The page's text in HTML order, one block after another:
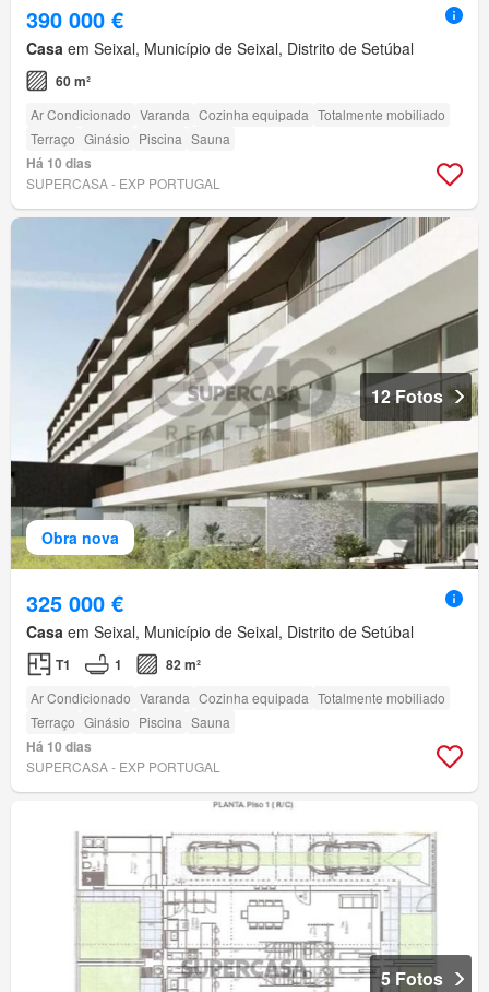
390 000 €
Casa em Seixal, Município de Seixal, Distrito de Setúbal
60 m²
Ar Condicionado Varanda Cozinha equipada Totalmente mobiliado
Terraço Ginásio Piscina Sauna
Há 10 dias
SUPERCASA - EXP PORTUGAL
Obra nova
12 Fotos
325 000 €
Casa em Seixal, Município de Seixal, Distrito de Setúbal
T1 1 82 m²
Ar Condicionado Varanda Cozinha equipada Totalmente mobiliado
Terraço Ginásio Piscina Sauna
Há 10 dias
SUPERCASA - EXP PORTUGAL
5 Fotos